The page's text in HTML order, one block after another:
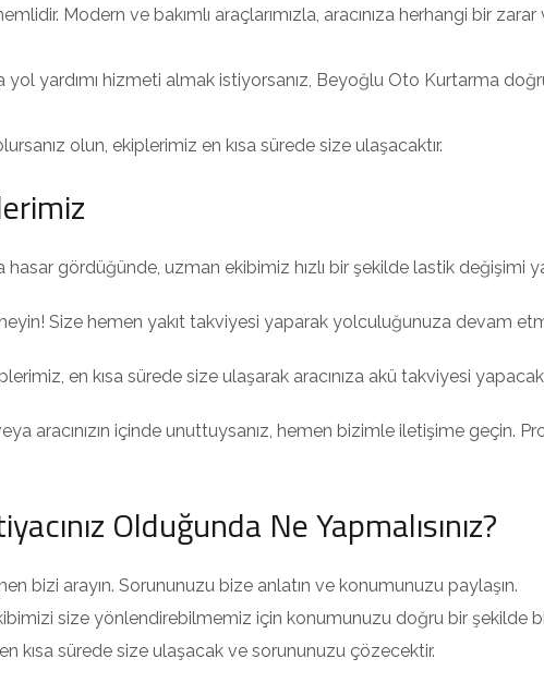
Modern ve bakımlı araçlarımızla, aracınıza herhangi bir
yol yardımı hizmeti almak istiyorsanız, Beyoğlu Oto Kurtarma
olun, ekiplerimiz en kısa sürede size ulaşacaktır.
hasar gördüğünde, uzman ekibimiz hızlı bir şekilde lastik değişimi
Size hemen yakıt takviyesi yaparak yolculuğunuza devam
en kısa sürede size ulaşarak aracınıza akü takviyesi
aracınızın içinde unuttuysanız, hemen bizimle iletişime geçin.
Olduğunda Ne Yapmalısınız?
bizi arayın. Sorununuzu bize anlatın ve konumunuzu paylaşın.
size yönlendirebilmemiz için konumunuzu doğru bir şekilde
kısa sürede size ulaşacak ve sorununuzu çözecektir.